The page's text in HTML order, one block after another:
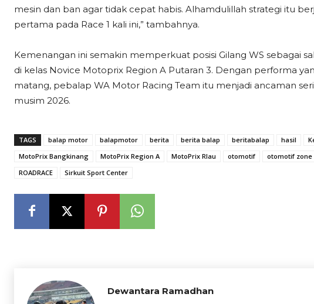
mesin dan ban agar tidak cepat habis. Alhamdulillah strategi itu
pertama pada Race 1 kali ini,” tambahnya.
Kemenangan ini semakin memperkuat posisi Gilang WS sebagai
di kelas Novice Motoprix Region A Putaran 3. Dengan performa
matang, pebalap WA Motor Racing Team itu menjadi ancaman
musim 2026.
TAGS balap motor balapmotor berita berita balap beritabalap hasil
MotoPrix Bangkinang
MotoPrix Region A MotoPrix RIau otomotif otomotif zone
ROADRACE
Sirkuit Sport Center
Dewantara Ramadhan